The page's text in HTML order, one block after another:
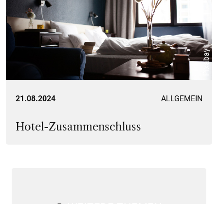
Pixabay
21.08.2024 ALLGEMEIN
Hotel-Zusammenschluss